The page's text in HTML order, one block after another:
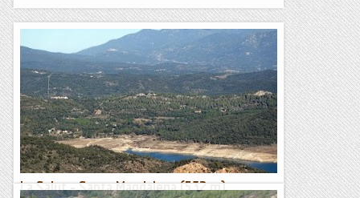
La Salut - Santa Magdalena (532 m)